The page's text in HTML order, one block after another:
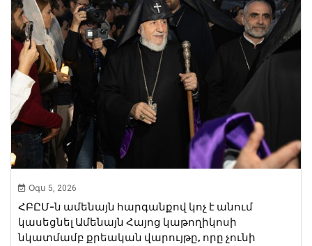
Օգս 5, 2026
ՀԲԸՄ-ն ամենայն հարգանքով կոչ է անում
կասեցնել Ամենայն Հայոց կաթողիկոսի
նկատմամբ քրեական վարույթը, որը չունի